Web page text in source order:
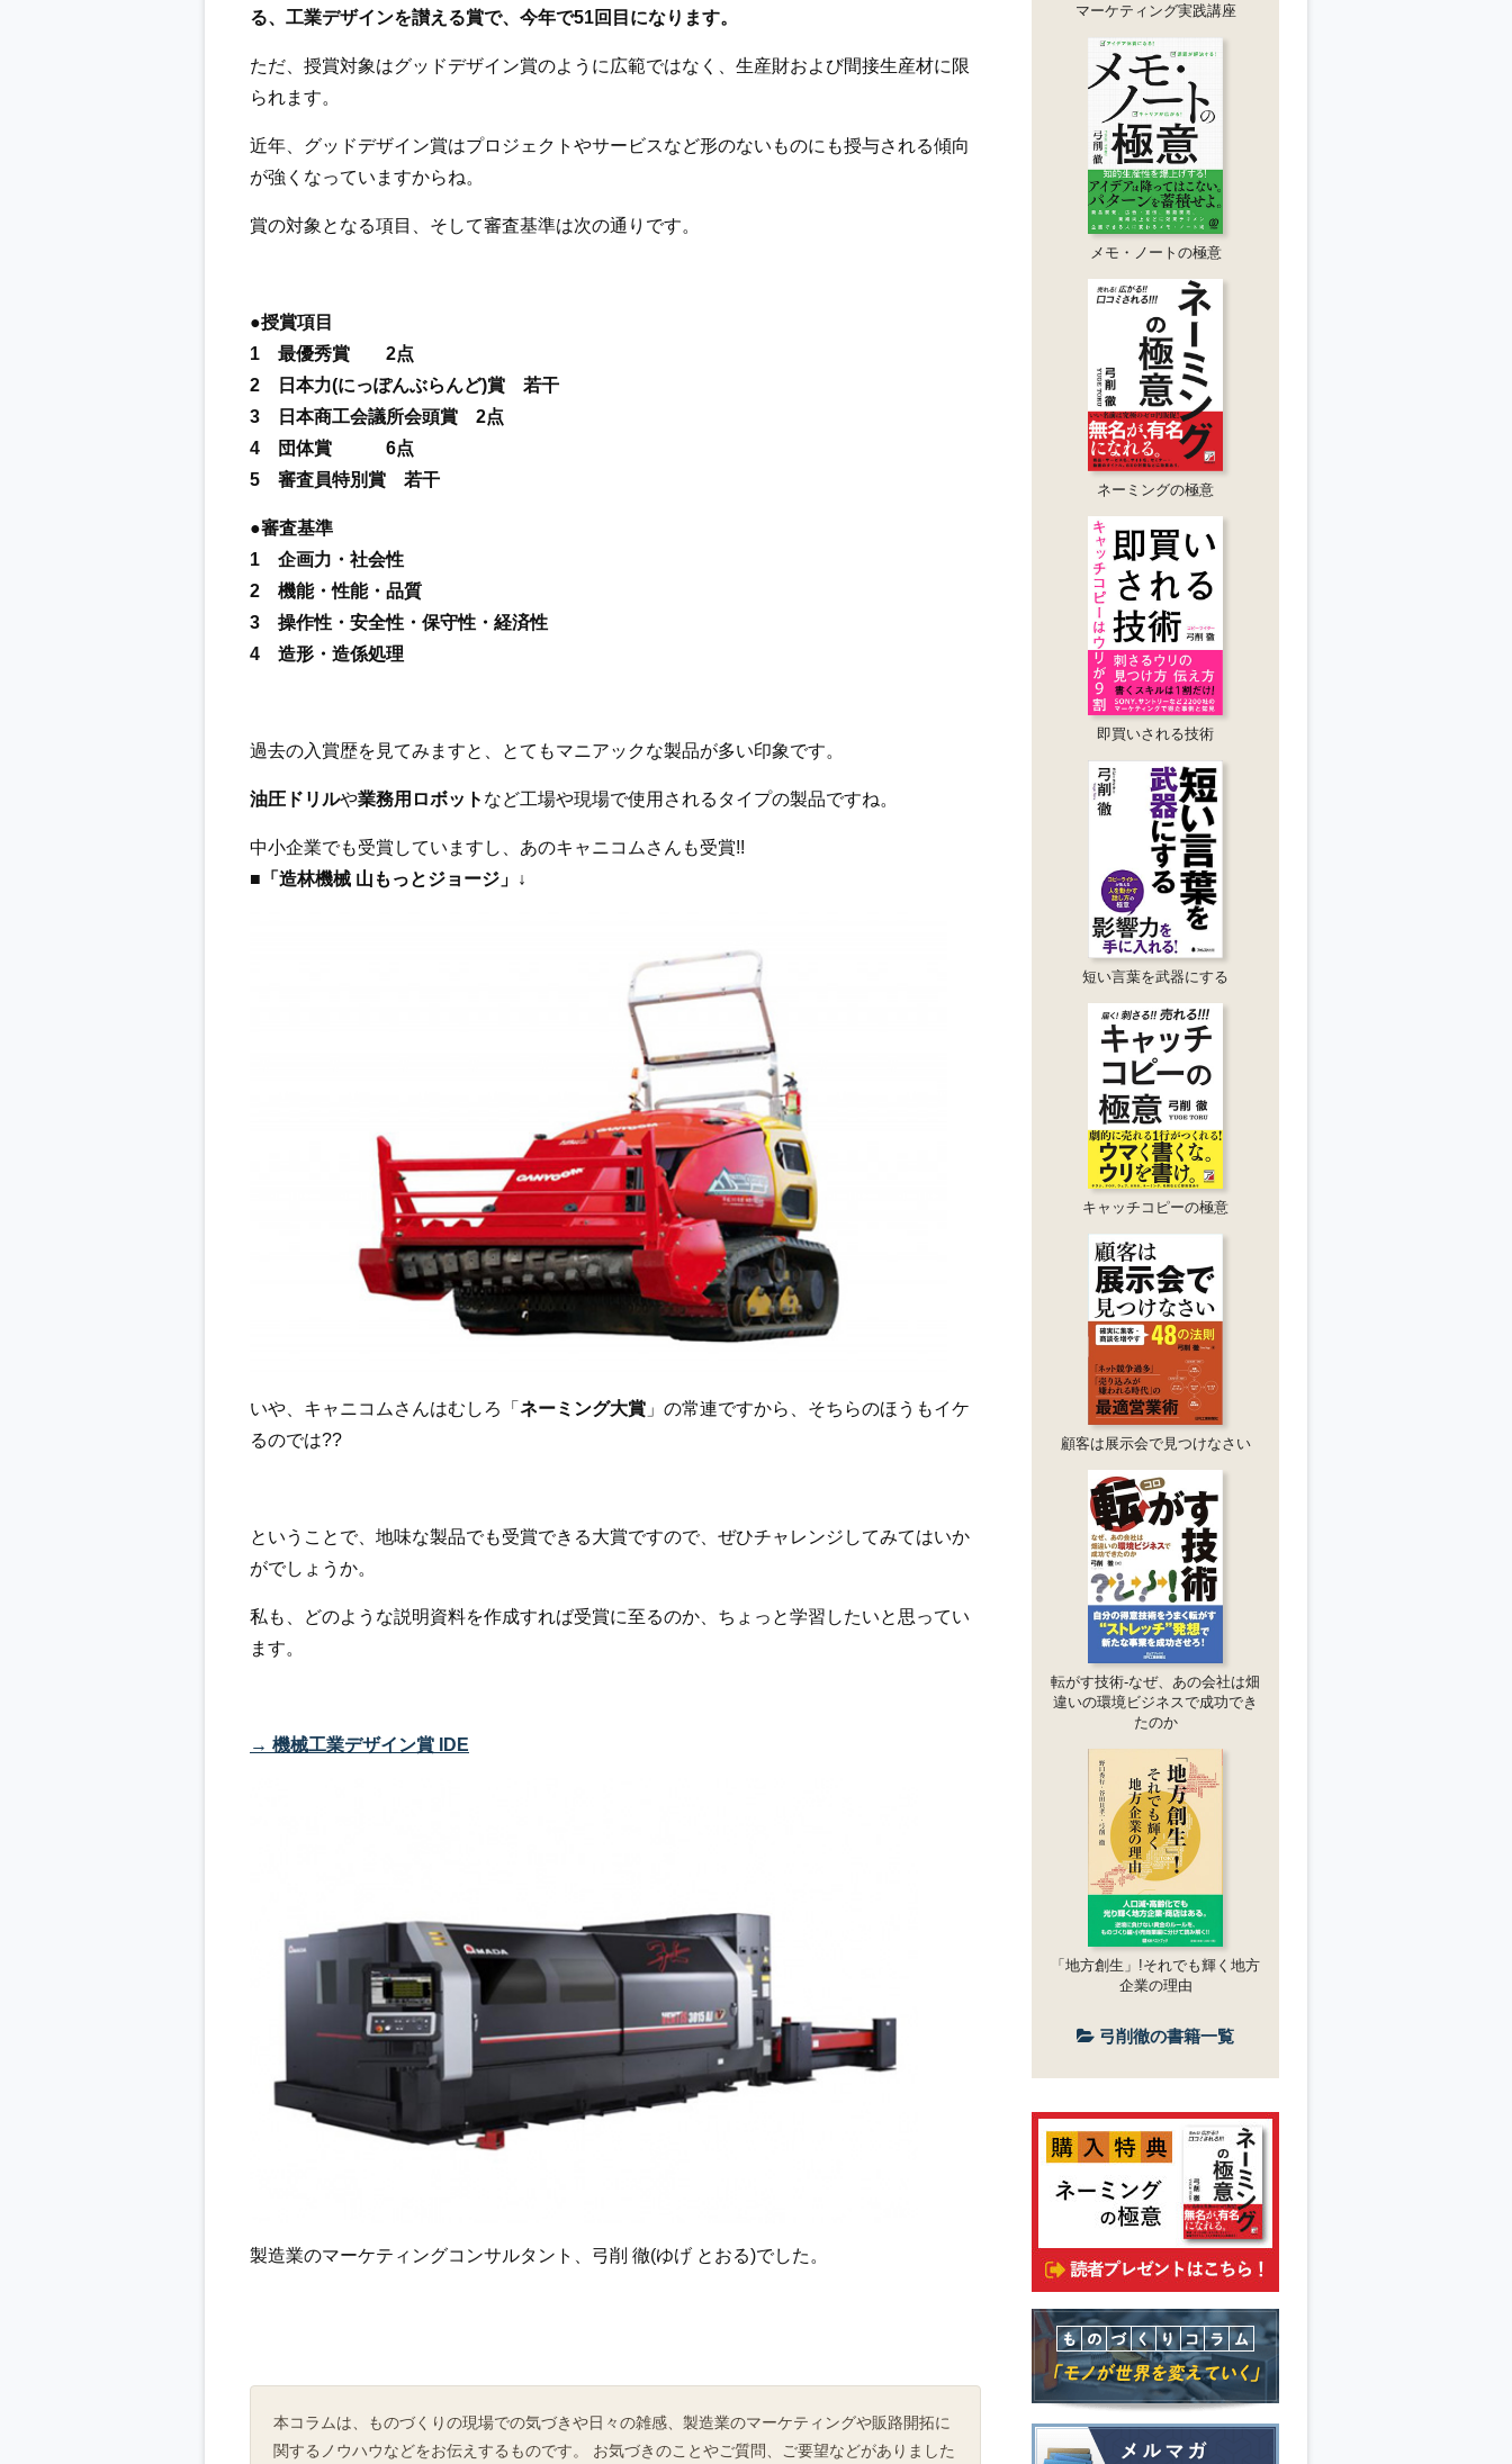
る、工業デザインを讃える賞で、今年で51回目になります。
ただ、授賞対象はグッドデザイン賞のように広範ではなく、生産財および間接生産材に限
られます。
近年、グッドデザイン賞はプロジェクトやサービスなど形のないものにも授与される傾向
が強くなっていますからね。
賞の対象となる項目、 そして審査基準は次の通りです。
●授賞項目
1 最優秀賞 2点
2 日本力(にっぽんぶらんど)賞 若干
3 日本商工会議所会頭賞 2点
4 団体賞 6点
5 審査員特別賞 若干
●審査基準
1 企画力・社会性
2 機能・性能・品質
3 操作性・安全性・保守性・経済性
4 造形・造係処理
過去の入賞歴を見てみますと、とてもマニアックな製品が多い印象です。
油圧ドリルや業務用ロボット など工場や現場で使用されるタイプの製品ですね。
中小企業でも受賞していますし、あのキャニコムさんも受賞!!
■「造林機械 山もっとジョージ」↓
いや、キャニコムさんはむしろ「 ネーミング大賞 」の常連ですから、そちらのほうもイケ
るのでは??
ということで、地味な製品でも受賞できる大賞ですので、ぜひチャレンジしてみてはいか
がでしょうか。
私も、どのような説明資料を作成すれば受賞に至るのか、ちょっと学習したいと思ってい
ます。
→ 機械工業デザイン賞 IDE
製造業のマーケティングコンサルタント、弓削 徹(ゆげ とおる)でした。
本コラムは、ものづくりの現場での気づきや日々の雑感、製造業のマーケティングや販路開拓に
関するノウハウなどをお伝えするものです。 お気づきのことやご質問、ご要望などがありました
マーケティング実践講座
メモ・ノートの極意
ネーミングの極意
即買いされる技術
短い言葉を武器にする
キャッチコピーの極意
顧客は展示会で見つけなさい
転がす技術-なぜ、あの会社は畑
違いの環境ビジネスで成功でき
たのか
「地方創生」!それでも輝く地方
企業の理由
弓削徹の書籍一覧